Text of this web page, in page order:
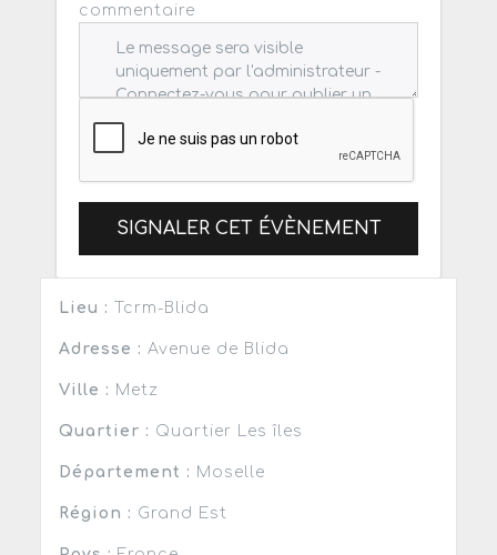
commentaire
SIGNALER CET ÉVÈNEMENT
Lieu : Tcrm-Blida
Adresse : Avenue de Blida
Ville : Metz
Quartier : Quartier Les îles
Département : Moselle
Région : Grand Est